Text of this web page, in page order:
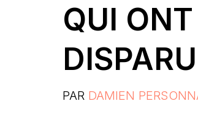
QUI
DISPARU
PAR DAMIEN